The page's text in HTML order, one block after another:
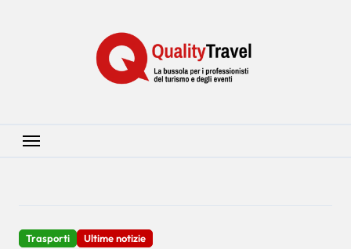
Trasporti Ultime notizie